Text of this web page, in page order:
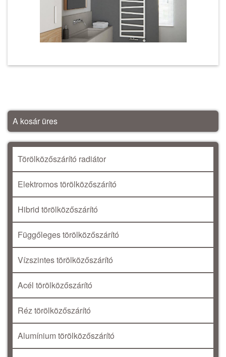
A kosár üres
Törölközőszárító radiátor
Elektromos törölközőszárító
Hibrid törölközőszárító
Függőleges törölközőszárító
Vízszintes törölközőszárító
Acél törölközőszárító
Réz törölközőszárító
Alumínium törölközőszárító